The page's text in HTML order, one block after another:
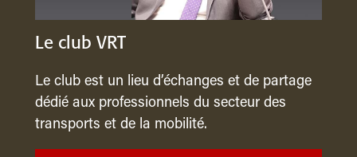
Le club VRT
Le club est un lieu d’échanges et de partage
dédié aux professionnels du secteur des
transports et de la mobilité.